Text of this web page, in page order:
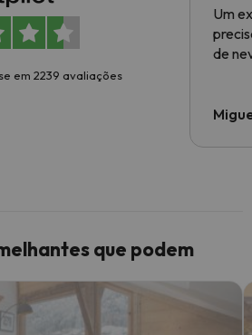
em 2239 avaliações
Um
de
que podem